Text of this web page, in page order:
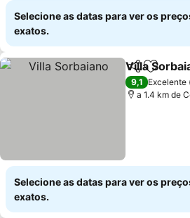
Selecione as datas para ver os
exatos.
Partilhar
Villa
9,1 Excelente
a 1.4 km de
Selecione as datas para ver os
exatos.